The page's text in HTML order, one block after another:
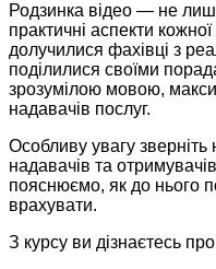
Родзинка відео — не
практичні аспекти
долучилися фахівці з
поділилися своїми
зрозумілою мовою,
надавачів послуг.
Особливу увагу зверніть
надавачів та
пояснюємо, як до нього
врахувати.
З курсу ви дізнаєтесь